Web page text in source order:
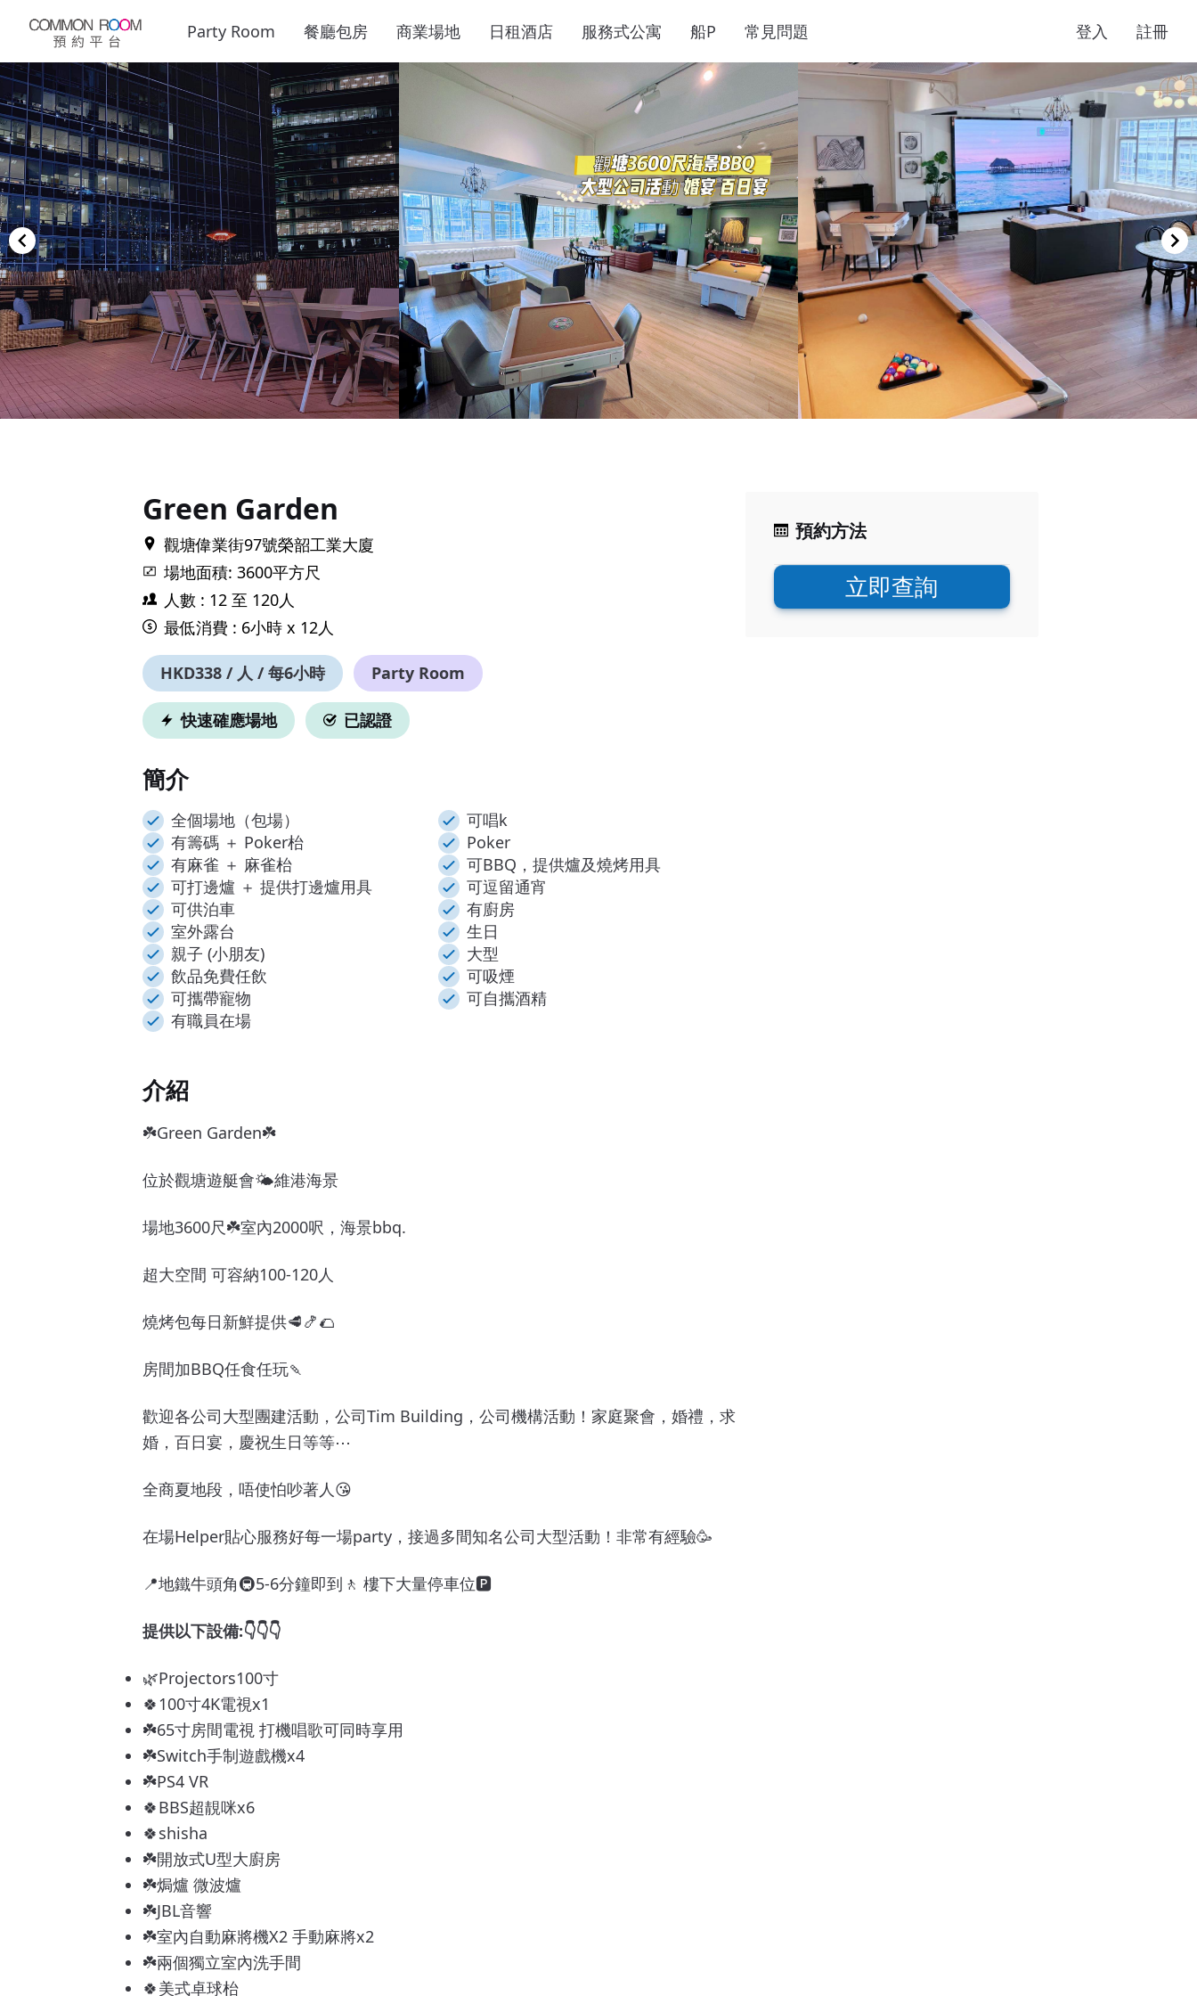
Party Room 餐廳包房 商業場地 日租酒店 服務式公寓 船P 常見問題 登入 註冊
預約方法
立即查詢
Green Garden
觀塘偉業街97號榮韶工業大廈
場地面積: 3600平方尺
人數 : 12 至 120人
最低消費 : 6小時 x 12人
HKD338 / 人 / 每6小時 Party Room
快速確應場地 已認證
簡介
全個場地（包場）
可唱k
有籌碼 ＋ Poker枱
Poker
有麻雀 ＋ 麻雀枱
可BBQ，提供爐及燒烤用具
可打邊爐 ＋ 提供打邊爐用具
可逗留通宵
可供泊車
有廚房
室外露台
生日
親子 (小朋友)
大型
飲品免費任飲
可吸煙
可攜帶寵物
可自攜酒精
有職員在場
介紹
☘️Green Garden☘️
位於觀塘遊艇會🌤️維港海景
場地3600尺☘️室內2000呎，海景bbq.
超大空間 可容納100-120人
燒烤包每日新鮮提供🥩🍤🌮
房間加BBQ任食任玩🍡
歡迎各公司大型團建活動，公司Tim Building，公司機構活動！家庭聚會，婚禮，求
婚，百日宴，慶祝生日等等⋯
全商夏地段，唔使怕吵著人😘
在場Helper貼心服務好每一場party，接過多間知名公司大型活動！非常有經驗🥳
📍地鐵牛頭角🚇5-6分鐘即到🚶 樓下大量停車位🅿️
提供以下設備:👇👇👇
🌿Projectors100寸
🍀100寸4K電視x1
☘️65寸房間電視 打機唱歌可同時享用
☘️Switch手制遊戲機x4
☘️PS4 VR
🍀BBS超靚咪x6
🍀shisha
☘️開放式U型大廚房
☘️焗爐 微波爐
☘️JBL音響
☘️室內自動麻將機X2 手動麻將x2
☘️兩個獨立室內洗手間
🍀美式卓球枱